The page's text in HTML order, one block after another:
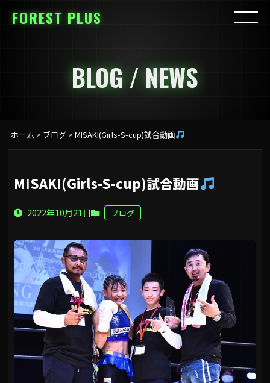
FOREST PLUS
BLOG / NEWS
ホーム > ブログ> MISAKI(Girls-S-cup)試合動画
MISAKI(Girls-S-cup)試合動画
2022年10月21日 ブログ